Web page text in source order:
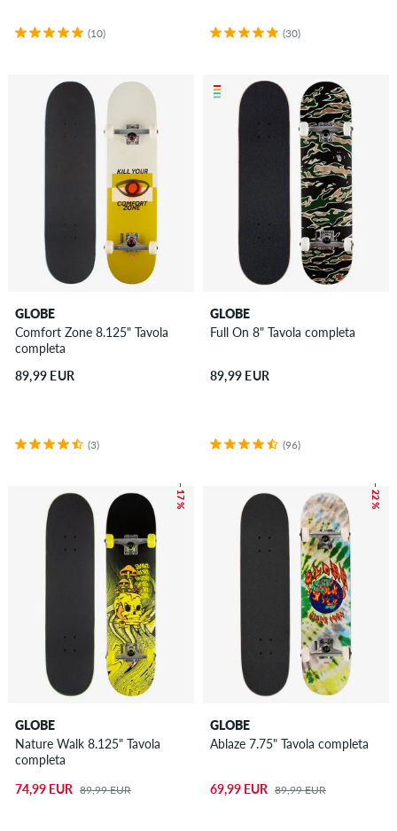
(10) (30)
GLOBE
Comfort Zone 8.125" Tavola
completa
89,99 EUR
(3)
GLOBE
Full On 8" Tavola completa
89,99 EUR
(96)
– 17 %
GLOBE
Nature Walk 8.125" Tavola
completa
74,99 EUR 89,99 EUR
– 22 %
GLOBE
Ablaze 7.75" Tavola completa
69,99 EUR 89,99 EUR